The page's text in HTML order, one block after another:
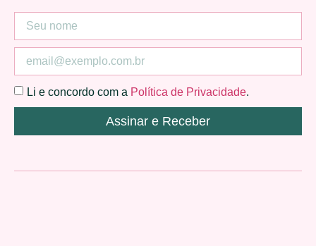
Li e concordo com a Política de Privacidade.
Assinar e Receber